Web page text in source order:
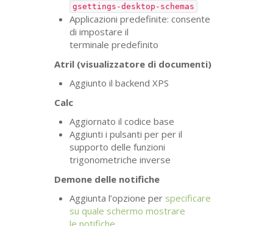
gsettings-desktop-schemas
Applicazioni predefinite: consente
di impostare il
terminale predefinito
Atril (visualizzatore di documenti)
Aggiunto il backendXPS
Calc
Aggiornato il codice base
Aggiunti i pulsanti per per il
supporto delle funzioni
trigonometriche inverse
Demone delle notifiche
Aggiunta l’opzione per specificare
su quale schermo mostrare